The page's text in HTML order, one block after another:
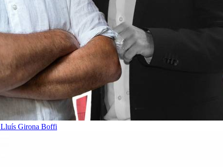
Lluís Girona Boffi